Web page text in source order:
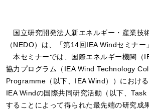
国立研究開発法人新エネルギー・産業技
（NEDO）は、「第14回IEA Windセミナー
本セミナーでは、国際エネルギー機関（
協力プログラム（IEA Wind Technology
Programme（以下、IEA Wind））における
IEA Windの国際共同研究活動（以下、
することによって得られた最先端の研究成